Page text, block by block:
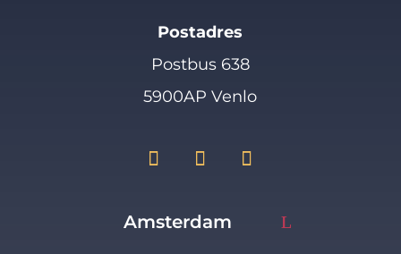
Postadres
Postbus 638
5900AP Venlo
Amsterdam